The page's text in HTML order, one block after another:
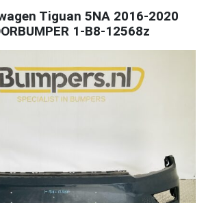
Tiguan 5NA 2016-2020
1-B8-12568z